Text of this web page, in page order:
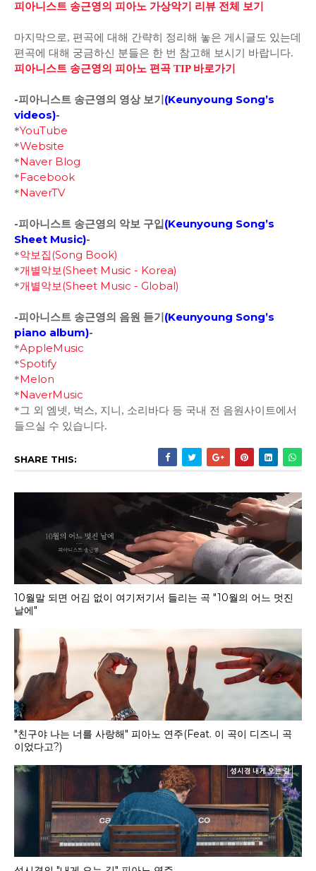
피아니스트 송근영의 피아노 가상악기 리뷰 전체 보기
마지막으로, 편곡에 대해 간략히 정리해 놓은 게시글도 있는데
편곡에 대해 궁금하신 분들은 한 번 참고해 보시기 바랍니다.
피아니스트 송근영의 피아노 편곡 TIP 바로가기
-피아니스트 송근영의 영상 보기(Keunyoung Song’s
videos)-
*YouTube
*Website
*Naver Blog
*Facebook
*NaverTV
-피아니스트 송근영의 악보 구입(Keunyoung Song’s
Sheet Music)-
*악보집(Song Book)
*개별악보(Sheet Music - Korea)
*개별악보(Sheet Music - Global)
-피아니스트 송근영의 음원 듣기(Keunyoung Song’s
piano album)-
*AppleMusic
*Spotify
*Melon
*NaverMusic
*그 외 엠넷, 벅스, 지니, 소리바다 등 국내 전 음원사이트에서
들으실 수 있습니다.
SHARE THIS:
10월말 되면 어김 없이 여기저기서 들리는 곡 "10월의 어느 멋진
날에"
"친구야 나는 너를 사랑해" 피아노 연주(Feat. 이 곡이 디즈니 곡
이었다고?)